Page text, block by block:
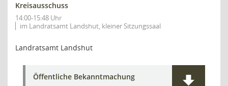
Kreisausschuss
14:00-15:48 Uhr
im Landratsamt Landshut, kleiner Sitzungssaal
Landratsamt Landshut
Öffentliche Bekanntmachung